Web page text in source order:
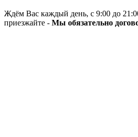
Ждём Вас каждый день, с 9:00 до
приезжайте - Мы обязательно